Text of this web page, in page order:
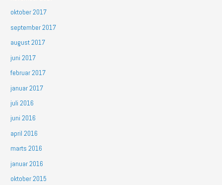
oktober 2017
september 2017
august 2017
juni 2017
februar 2017
januar 2017
juli 2016
juni 2016
april 2016
marts 2016
januar 2016
oktober 2015